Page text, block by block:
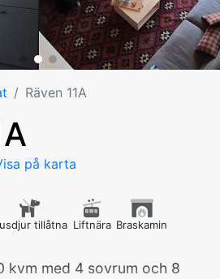
Räven 11A
på karta
tillåtna Liftnära Braskamin
kvm med 4 sovrum och 8